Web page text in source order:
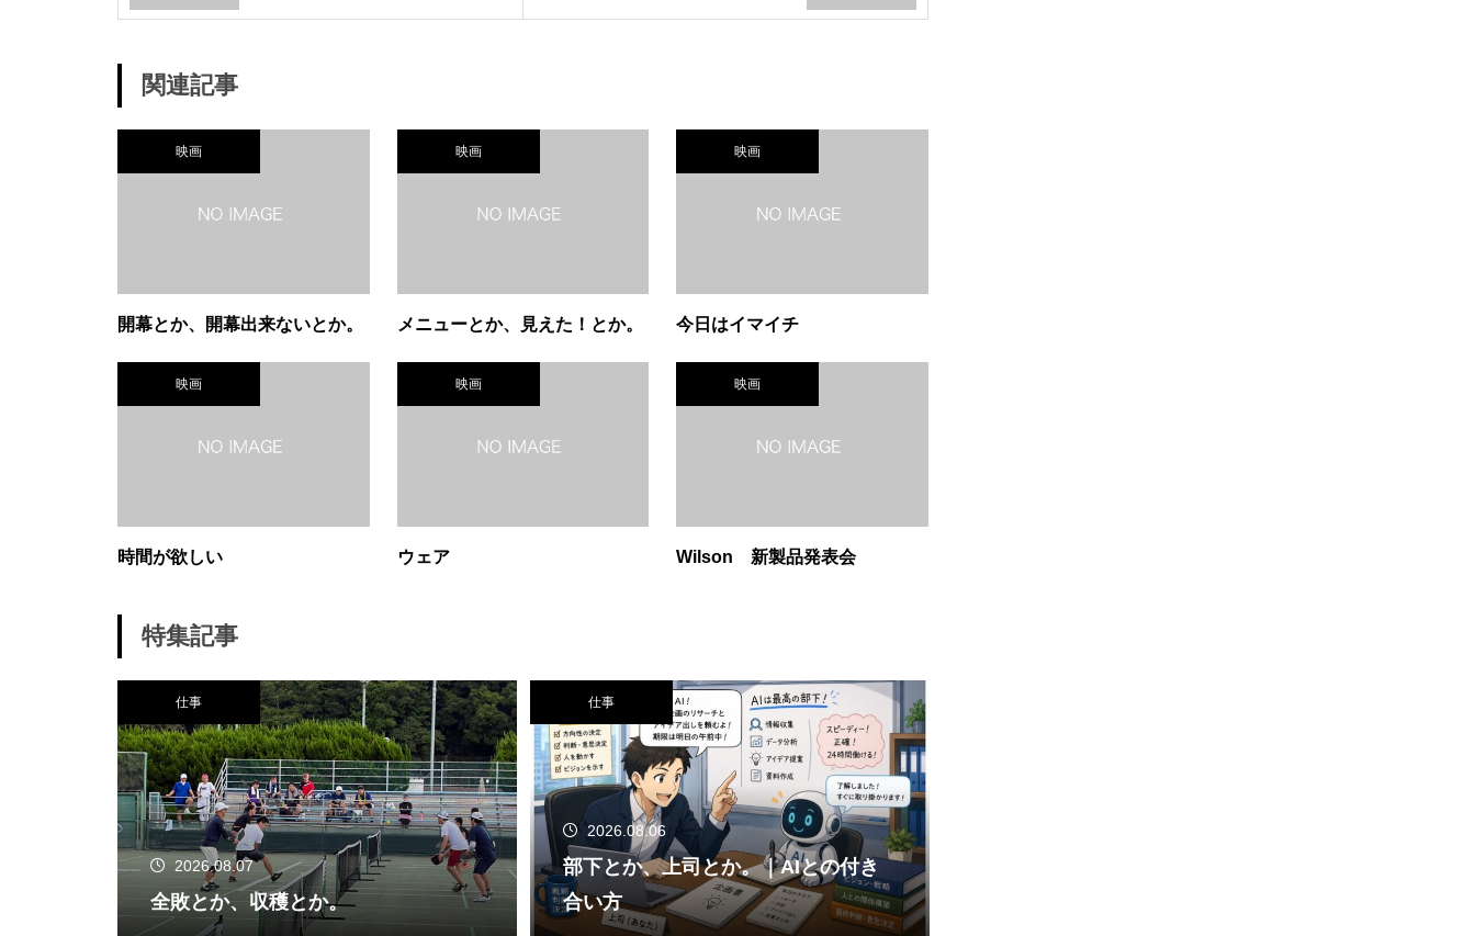
関連記事
映画
開幕とか、開幕出来ないとか。
映画
メニューとか、見えた！とか。
映画
今日はイマイチ
映画
時間が欲しい
映画
ウェア
映画
Wilson 新製品発表会
特集記事
仕事
2026.08.07
全敗とか、収穫とか。
仕事
2026.08.06
部下とか、上司とか。｜AIとの付き
合い方